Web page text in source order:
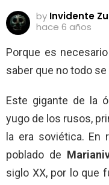
by Invidente
hace 6 años
Porque es
saber que no todo
Este gigante de la
yugo de los rusos,
la era soviética. En
poblado de
siglo XX, por lo que